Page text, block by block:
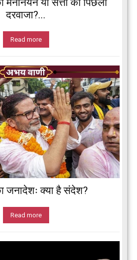
मनोनयन या सत्ता का पिछला
दरवाजा?...
Read more
जनादेशः क्या है संदेश?
Read more